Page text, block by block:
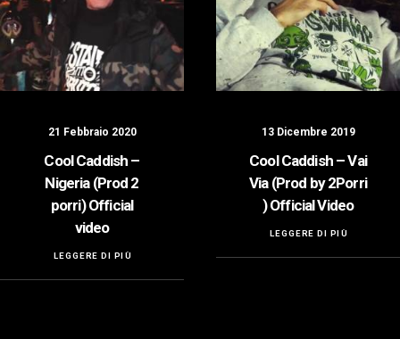
21 Febbraio 2020
Cool Caddish –
Nigeria (Prod 2
porri) Official
video
LEGGERE DI PIÙ
13 Dicembre 2019
Cool Caddish – Vai
Via (Prod by 2Porri
) Official Video
LEGGERE DI PIÙ